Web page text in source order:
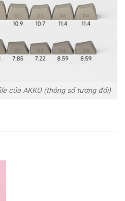
của AKKO (thông số tương đối)